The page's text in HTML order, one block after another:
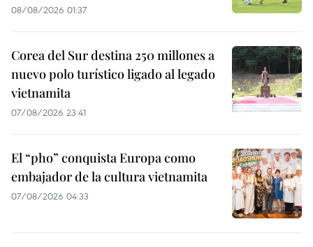
08/08/2026 01:37
Corea del Sur destina 250 millones a
nuevo polo turístico ligado al legado
vietnamita
07/08/2026 23:41
El “pho” conquista Europa como
embajador de la cultura vietnamita
07/08/2026 04:33